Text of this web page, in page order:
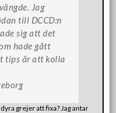
Jag
till DCCD:n
sig att det
hade gått
tips är att kolla
grejer att fixa? Jag antar